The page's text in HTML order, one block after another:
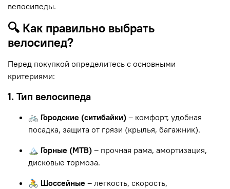
велосипеды.
🔍 Как правильно выбрать
велосипед?
Перед покупкой определитесь с основными
критериями:
1. Тип велосипеда
🚲 Городские (ситибайки) – комфорт, удобная
посадка, защита от грязи (крылья, багажник).
🏔 Горные (MTB) – прочная рама, амортизация,
дисковые тормоза.
🚴 Шоссейные – легкость, скорость,